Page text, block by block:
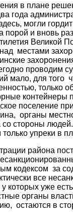
в плане
года
могли
порой и вновь
Великой
местами
проводим
мало, для
контейнеры
поселение
органы
стороны
упреки в
района
кодексом за
все
у которых уже
органы
остаются в